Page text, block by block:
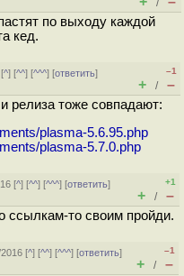
/
по выходу каждой
кед.
^] [^^] [^^^] [ответить]
–1
+ / –
релиза тоже совпадают:
plasma-5.6.95.php
plasma-5.7.0.php
[^] [^^] [^^^] [ответить]
+1
+ / –
ссылкам-то своим пройди.
[^] [^^] [^^^] [ответить]
–1
+ / –